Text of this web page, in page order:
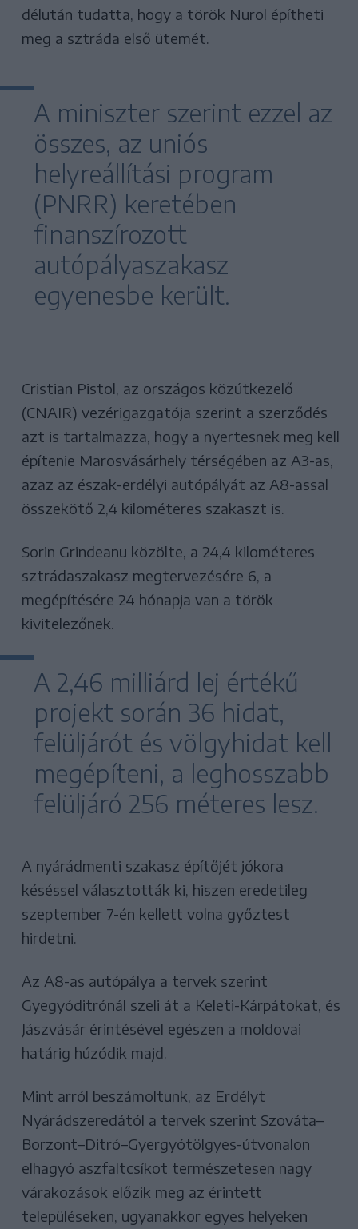
délután tudatta, hogy a török Nurol építheti
meg a sztráda első ütemét.
A miniszter szerint ezzel az
összes, az uniós
helyreállítási program
(PNRR) keretében
finanszírozott
autópályaszakasz
egyenesbe került.
Cristian Pistol, az országos közútkezelő
(CNAIR) vezérigazgatója szerint a szerződés
azt is tartalmazza, hogy a nyertesnek meg kell
építenie Marosvásárhely térségében az A3-as,
azaz az észak-erdélyi autópályát az A8-assal
összekötő 2,4 kilométeres szakaszt is.
Sorin Grindeanu közölte, a 24,4 kilométeres
sztrádaszakasz megtervezésére 6, a
megépítésére 24 hónapja van a török
kivitelezőnek.
A 2,46 milliárd lej értékű
projekt során 36 hidat,
felüljárót és völgyhidat kell
megépíteni, a leghosszabb
felüljáró 256 méteres lesz.
A nyárádmenti szakasz építőjét jókora
késéssel választották ki, hiszen eredetileg
szeptember 7-én kellett volna győztest
hirdetni.
Az A8-as autópálya a tervek szerint
Gyegyóditrónál szeli át a Keleti-Kárpátokat, és
Jászvásár érintésével egészen a moldovai
határig húzódik majd.
Mint arról beszámoltunk, az Erdélyt
Nyárádszeredától a tervek szerint Szováta–
Borzont–Ditró–Gyergyótölgyes-útvonalon
elhagyó aszfaltcsíkot természetesen nagy
várakozások előzik meg az érintett
településeken, ugyanakkor egyes helyeken